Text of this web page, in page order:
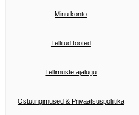
Minu konto
Tellitud tooted
Tellimuste ajalugu
Ostutingimused& Privaatsuspoliitika